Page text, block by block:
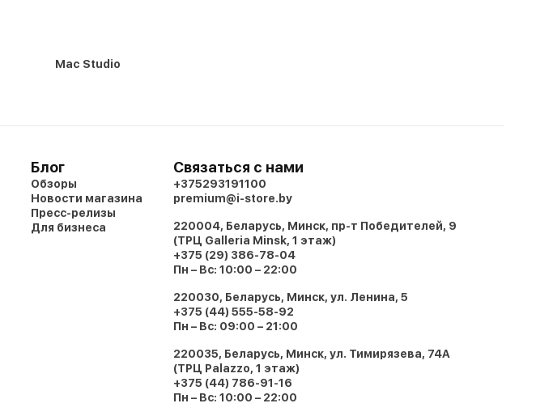
Mac Studio
Блог
Обзоры
Новости магазина
Пресс-релизы
Для бизнеса
Связаться с нами
+375293191100
premium@i-store.by
220004, Беларусь, Минск, пр-т Победителей, 9
(ТРЦ Galleria Minsk, 1 этаж)
+375 (29) 386-78-04
Пн – Вс: 10:00 – 22:00
220030, Беларусь, Минск, ул. Ленина, 5
+375 (44) 555-58-92
Пн – Вс: 09:00 – 21:00
220035, Беларусь, Минск, ул. Тимирязева, 74A
(ТРЦ Palazzo, 1 этаж)
+375 (44) 786-91-16
Пн – Вс: 10:00 – 22:00